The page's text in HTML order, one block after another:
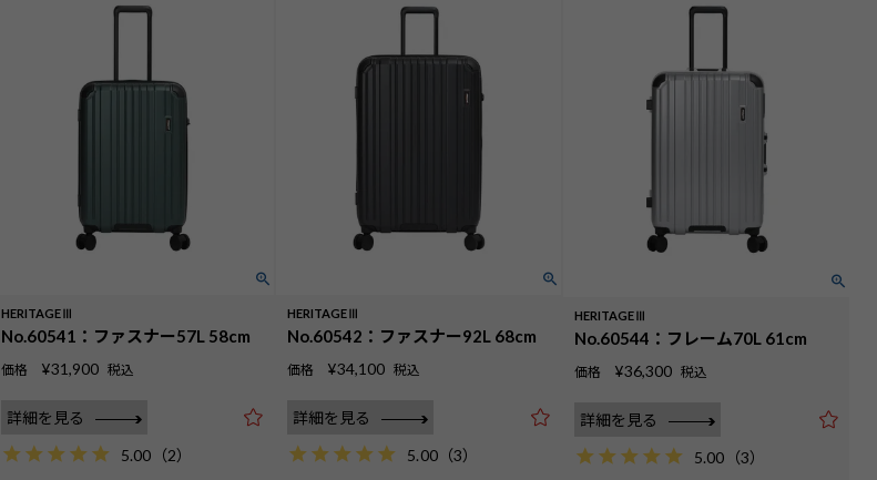
HERITAGEⅢ
No.60541：ファスナー57L 58cm
価格 ¥31,900 税込
詳細を見る
5.00 （2）
HERITAGEⅢ
No.60542：ファスナー92L 68cm
価格 ¥34,100 税込
詳細を見る
5.00 （3）
HERITAGEⅢ
No.60544：フレーム70L 61cm
価格 ¥36,300 税込
詳細を見る
5.00 （3）